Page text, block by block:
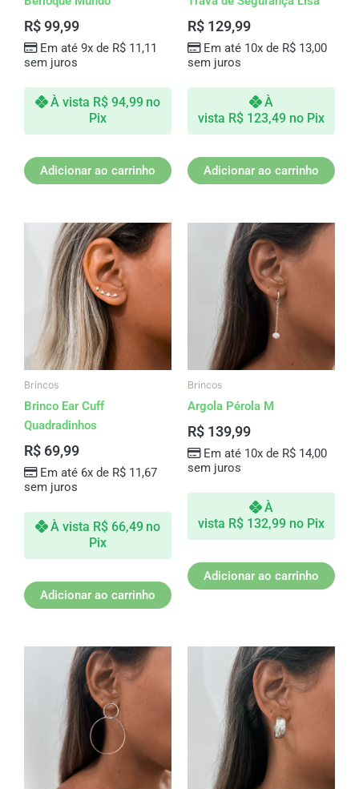
R$99,99
Em até 9x de R$11,11
sem juros
À vista R$94,99 no
Pix
Adicionar ao carrinho
R$ 129,99
Em até 10x de R$13,00
sem juros
À
vista R$ 123,49 no Pix
Adicionar ao carrinho
Brincos
Brinco Ear Cuff
Quadradinhos
R$ 69,99
Em até 6x de R$11,67
sem juros
À vista R$66,49 no
Pix
Adicionar ao carrinho
Brincos
Argola Pérola M
R$ 139,99
Em até 10x de R$14,00
sem juros
À
vista R$ 132,99 no Pix
Adicionar ao carrinho